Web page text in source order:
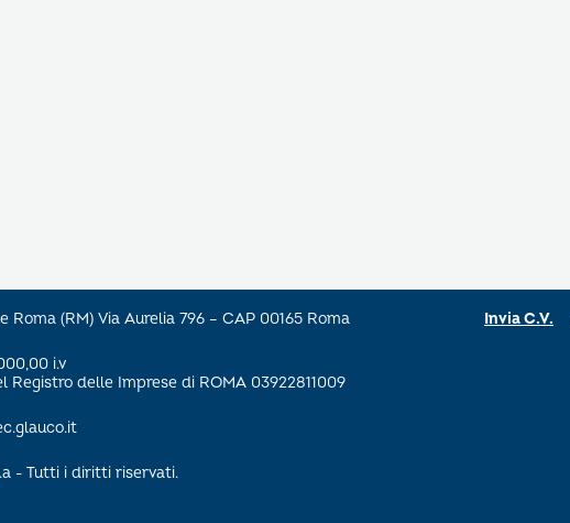
Roma (RM) Via Aurelia 796 – CAP 00165 Roma
i.v
Registro delle Imprese di ROMA 03922811009
- Tutti i diritti riservati.
Invia C.V.